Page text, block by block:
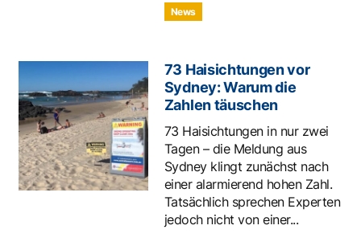
News
73 Haisichtungen vor
Sydney: Warum die
Zahlen täuschen
73 Haisichtungen in nur zwei
Tagen – die Meldung aus
Sydney klingt zunächst nach
einer alarmierend hohen Zahl.
Tatsächlich sprechen Experten
jedoch nicht von einer...